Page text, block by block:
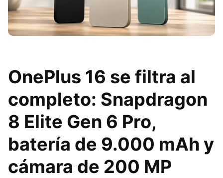
OnePlus 16 se filtra al
completo: Snapdragon
8 Elite Gen 6 Pro,
batería de 9.000 mAh y
cámara de 200 MP